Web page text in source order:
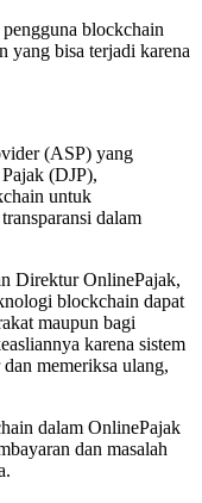
blockchain
yang bisa terjadi karena
(ASP) yang
(DJP),
untuk
dalam
Direktur OnlinePajak,
blockchain dapat
maupun bagi
karena sistem
memeriksa ulang,
dalam OnlinePajak
dan masalah